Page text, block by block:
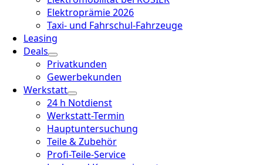
Elektroprämie 2026
Taxi- und Fahrschul-Fahrzeuge
Leasing
Deals
Privatkunden
Gewerbekunden
Werkstatt
24 h Notdienst
Werkstatt-Termin
Hauptuntersuchung
Teile & Zubehör
Profi-Teile-Service